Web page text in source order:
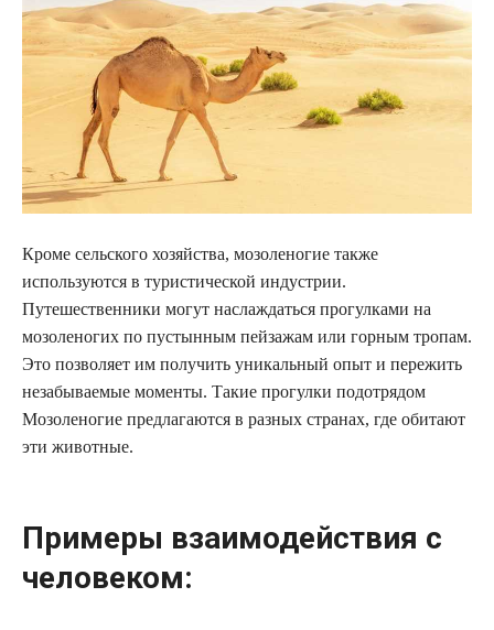
Кроме сельского хозяйства, мозоленогие также
используются в туристической индустрии.
Путешественники могут наслаждаться прогулками на
мозоленогих по пустынным пейзажам или горным тропам.
Это позволяет им получить уникальный опыт и пережить
незабываемые моменты. Такие прогулки подотрядом
Мозоленогие предлагаются в разных странах, где обитают
эти животные.
Примеры взаимодействия с
человеком: